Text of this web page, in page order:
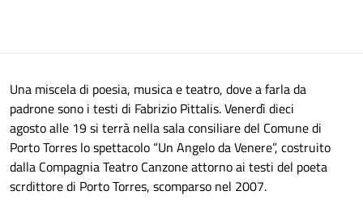
Una miscela di poesia, musica e teatro, dove a farla da
padrone sono i testi di Fabrizio Pittalis. Venerdì dieci
agosto alle 19 si terrà nella sala consiliare del Comune di
Porto Torres lo spettacolo “Un Angelo da Venere”, costruito
dalla Compagnia Teatro Canzone attorno ai testi del poeta
scrdittore di Porto Torres, scomparso nel 2007.